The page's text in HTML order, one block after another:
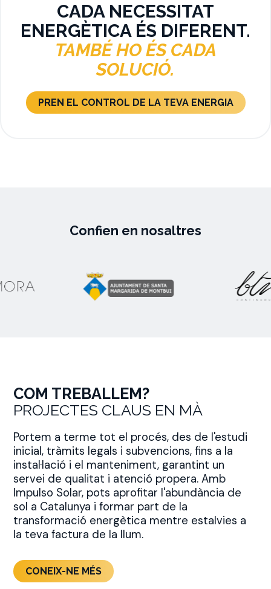
CADA NECESSITAT
ENERGÈTICA ÉS DIFERENT.
TAMBÉ HO ÉS CADA
SOLUCIÓ.
PREN EL CONTROL DE LA TEVA ENERGIA
Confien en nosaltres
COM TREBALLEM?
PROJECTES CLAUS EN MÀ
Portem a terme tot el procés, des de l'estudi
inicial, tràmits legals i subvencions, fins a la
instal·lació i el manteniment, garantint un
servei de qualitat i atenció propera. Amb
Impulso Solar, pots aprofitar l'abundància de
sol a Catalunya i formar part de la
transformació energètica mentre estalvies a
la teva factura de la llum.
CONEIX-NE MÉS